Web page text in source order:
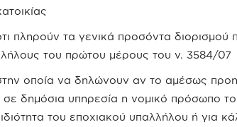
πληρούν τα γενικά προσόντα διορισμού
του πρώτου μέρους του ν. 3584/07
οποία να δηλώνουν αν το αμέσως
δημόσια υπηρεσία η νομικό πρόσωπο
του εποχιακού υπαλλήλου ή για